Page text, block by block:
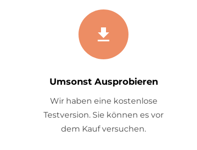
Umsonst Ausprobieren
Wir haben eine kostenlose
Testversion. Sie können es vor
dem Kauf versuchen.